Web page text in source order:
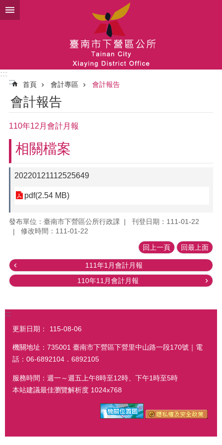
跳到主要內容區塊
:::
:::
首頁 會計專區 會計報告
會計報告
110年12月會計月報
相關檔案
20220121112525649
pdf(2.54 MB)
發布單位：臺南市下營區公所行政課
刊登日期：111-01-22
修改時間：111-01-22
回上一頁 回最上面
111年1月會計月報
110年11月會計月報
:::
更新日期： 115-08-06
機關地址：735001 臺南市下營區下營里中山路一段170號｜電
話：06-6892104．6892105
服務時間：週一～週五上午8時至12時、下午1時至5時
本站建議最佳瀏覽解析度 1024x768